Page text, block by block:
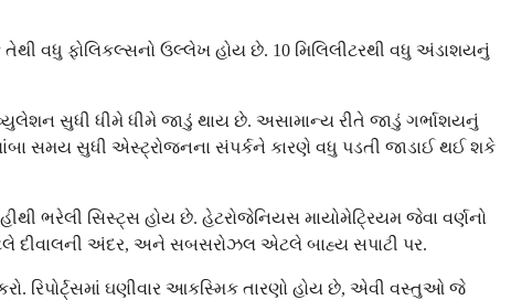
તેથી વધુ ફોલિકલ્સનો ઉલ્લેખ હોય છે. 10 મિલિલીટરથી વધુ અંડાશયનું
સુધી ધીમે ધીમે જાડું થાય છે. અસામાન્ય રીતે જાડું ગર્ભાશયનું
સમય સુધી એસ્ટ્રોજનના સંપર્કને કારણે વધુ પડતી જાડાઈ થઈ શકે
ભરેલી સિસ્ટ્સ હોય છે. હેટરોજેનિયસ માયોમેટ્રિયમ જેવા વર્ણનો
દીવાલની અંદર, અને સબસરોઝલ એટલે બાહ્ય સપાટી પર.
રિપોર્ટ્સમાં ઘણીવાર આકસ્મિક તારણો હોય છે, એવી વસ્તુઓ જે